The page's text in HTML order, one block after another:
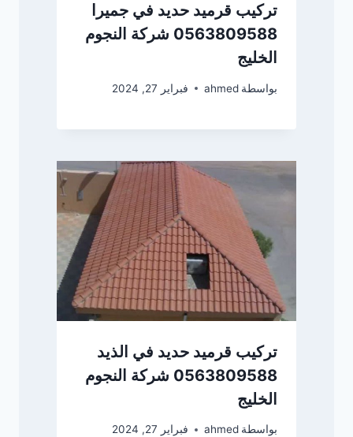
تركيب قرميد حديد في جميرا
0563809588 شركة النجوم
الخليج
بواسطة ahmed فبراير 27, 2024
تركيب قرميد حديد في الذيد
0563809588 شركة النجوم
الخليج
بواسطة ahmed فبراير 27, 2024